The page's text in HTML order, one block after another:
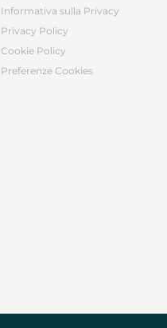
Informativa sulla Privacy
Privacy Policy
Cookie Policy
Preferenze Cookies